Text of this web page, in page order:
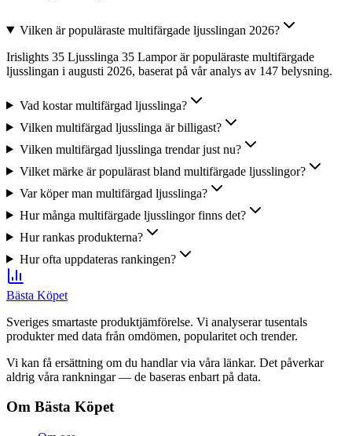
Vilken är populäraste multifärgade ljusslingan 2026?
Irislights 35 Ljusslinga 35 Lampor är populäraste multifärgade
ljusslingan i augusti 2026, baserat på vår analys av 147 belysning.
Vad kostar multifärgad ljusslinga?
Vilken multifärgad ljusslinga är billigast?
Vilken multifärgad ljusslinga trendar just nu?
Vilket märke är populärast bland multifärgade ljusslingor?
Var köper man multifärgad ljusslinga?
Hur många multifärgade ljusslingor finns det?
Hur rankas produkterna?
Hur ofta uppdateras rankingen?
Bästa Köpet
Sveriges smartaste produktjämförelse. Vi analyserar tusentals
produkter med data från omdömen, popularitet och trender.
Vi kan få ersättning om du handlar via våra länkar. Det påverkar
aldrig våra rankningar — de baseras enbart på data.
Om Bästa Köpet